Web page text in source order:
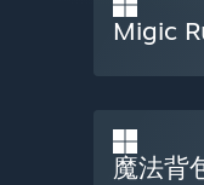
Migic
魔法背